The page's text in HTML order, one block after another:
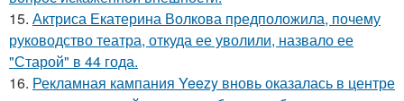
15. Актриса Екатерина Волкова предположила, почему
руководство театра, откуда ее уволили, назвало ее
"Старой" в 44 года.
16. Рекламная кампания Yeezy вновь оказалась в центре